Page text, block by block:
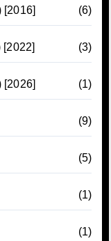
[2016] (6)
(3)
[2026] (1)
(9)
(5)
(1)
(1)